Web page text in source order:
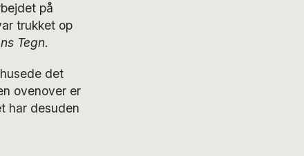
på
trukket op
Tegn.
det
ovenover er
har desuden